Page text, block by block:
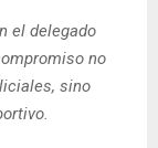
el delegado
no
sino